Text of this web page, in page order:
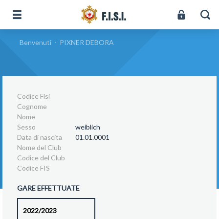
Benvenuti - PIXNER DEBORA
Codice Fisi
Cognome
Nome
Sesso
weiblich
Data di nascita
01.01.0001
Nome del Club
Codice del Club
Codice FIS
GARE EFFETTUATE